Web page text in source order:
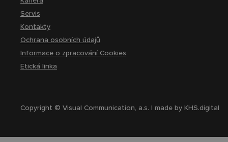
Servis
Kontakty
Ochrana osobních údajů
Informace o zpracování Cookies
Etická linka
Copyright © Visual Communication, a.s. | made byKHS.digital